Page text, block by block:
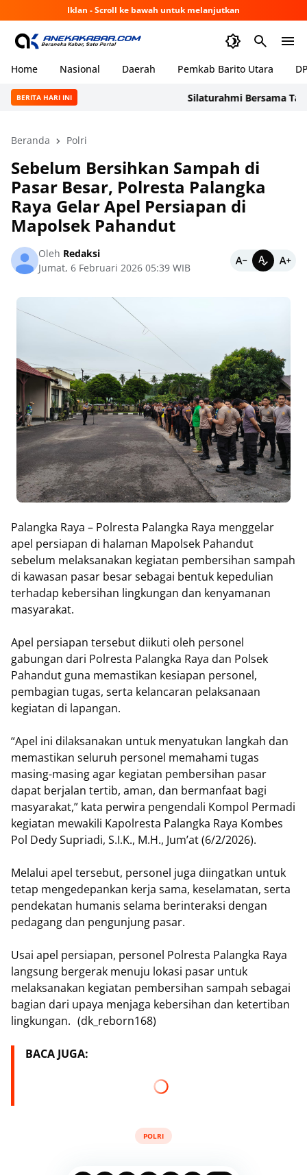
Iklan - Scroll ke bawah untuk melanjutkan
Home Nasional Daerah Pemkab Barito Utara
BERITA HARI INI Silaturahmi Bersama
Beranda Polri
Sebelum Bersihkan Sampah di
Pasar Besar, Polresta Palangka
Raya Gelar Apel Persiapan di
Mapolsek Pahandut
Oleh Redaksi
Jumat, 6 Februari 2026 05:39 WIB
Palangka Raya – Polresta Palangka Raya menggelar
apel persiapan di halaman Mapolsek Pahandut
sebelum melaksanakan kegiatan pembersihan sampah
di kawasan pasar besar sebagai bentuk kepedulian
terhadap kebersihan lingkungan dan kenyamanan
masyarakat.
Apel persiapan tersebut diikuti oleh personel
gabungan dari Polresta Palangka Raya dan Polsek
Pahandut guna memastikan kesiapan personel,
pembagian tugas, serta kelancaran pelaksanaan
kegiatan di lapangan.
“Apel ini dilaksanakan untuk menyatukan langkah dan
memastikan seluruh personel memahami tugas
masing-masing agar kegiatan pembersihan pasar
dapat berjalan tertib, aman, dan bermanfaat bagi
masyarakat,” kata perwira pengendali Kompol Permadi
kegiatan mewakili Kapolresta Palangka Raya Kombes
Pol Dedy Supriadi, S.I.K., M.H., Jum’at (6/2/2026).
Melalui apel tersebut, personel juga diingatkan untuk
tetap mengedepankan kerja sama, keselamatan, serta
pendekatan humanis selama berinteraksi dengan
pedagang dan pengunjung pasar.
Usai apel persiapan, personel Polresta Palangka Raya
langsung bergerak menuju lokasi pasar untuk
melaksanakan kegiatan pembersihan sampah sebagai
bagian dari upaya menjaga kebersihan dan ketertiban
lingkungan. (dk_reborn168)
BACA JUGA:
POLRI